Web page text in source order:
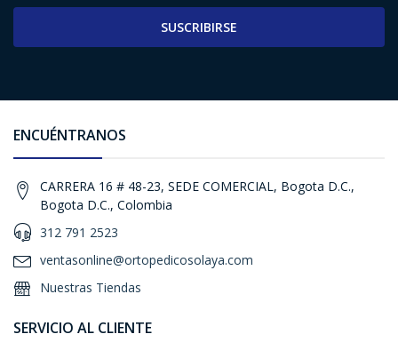
SUSCRIBIRSE
ENCUÉNTRANOS
CARRERA 16 # 48-23, SEDE COMERCIAL, Bogota D.C.,
Bogota D.C., Colombia
312 791 2523
ventasonline@ortopedicosolaya.com
Nuestras Tiendas
SERVICIO AL CLIENTE